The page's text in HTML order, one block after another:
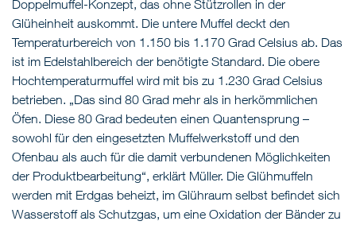
Doppelmuffel-Konzept, das ohne Stützrollen in der
Glüheinheit auskommt. Die untere Muffel deckt den
Temperaturbereich von 1.150 bis 1.170 Grad Celsius ab. Das
ist im Edelstahlbereich der benötigte Standard. Die obere
Hochtemperaturmuffel wird mit bis zu 1.230 Grad Celsius
betrieben. „Das sind 80 Grad mehr als in herkömmlichen
Öfen. Diese 80 Grad bedeuten einen Quantensprung –
sowohl für den eingesetzten Muffelwerkstoff und den
Ofenbau als auch für die damit verbundenen Möglichkeiten
der Produktbearbeitung“, erklärt Müller. Die Glühmuffeln
werden mit Erdgas beheizt, im Glühraum selbst befindet sich
Wasserstoff als Schutzgas, um eine Oxidation der Bänder zu